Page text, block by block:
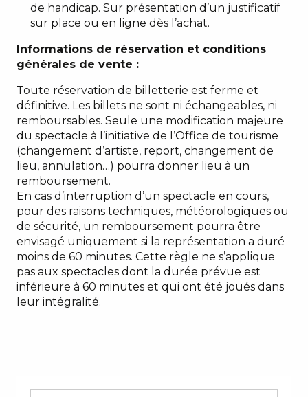
de handicap. Sur présentation d’un justificatif
sur place ou en ligne dès l’achat.
Informations de réservation et conditions
générales de vente :
Toute réservation de billetterie est ferme et
définitive. Les billets ne sont ni échangeables, ni
remboursables. Seule une modification majeure
du spectacle à l’initiative de l’Office de tourisme
(changement d’artiste, report, changement de
lieu, annulation…) pourra donner lieu à un
remboursement.
En cas d’interruption d’un spectacle en cours,
pour des raisons techniques, météorologiques ou
de sécurité, un remboursement pourra être
envisagé uniquement si la représentation a duré
moins de 60 minutes. Cette règle ne s’applique
pas aux spectacles dont la durée prévue est
inférieure à 60 minutes et qui ont été joués dans
leur intégralité.